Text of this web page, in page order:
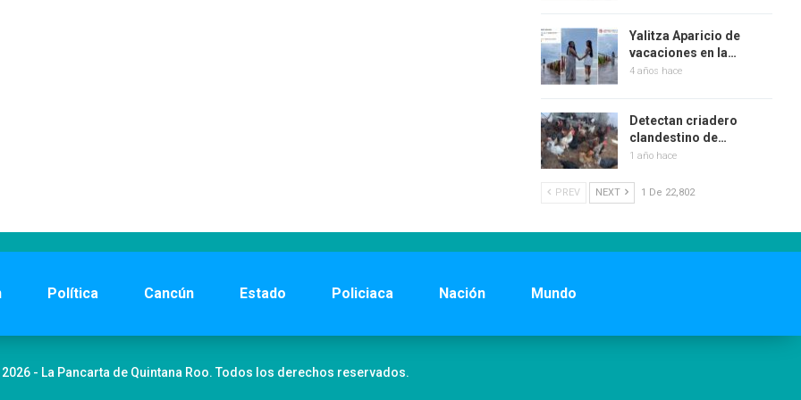
Yalitza Aparicio de
vacaciones en la…
4 años hace
Detectan criadero
clandestino de…
1 año hace
PREV NEXT 1 De 22,802
Política Cancún Estado Policiaca Nación Mundo
- La Pancarta de Quintana Roo. Todos los derechos reservados.